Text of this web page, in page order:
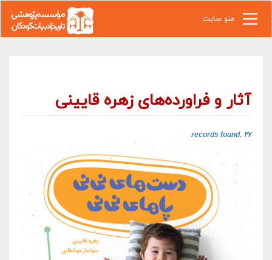
منو سایت
آثار و فراورده‌های زهره قایینی
۳۷ records found.‎